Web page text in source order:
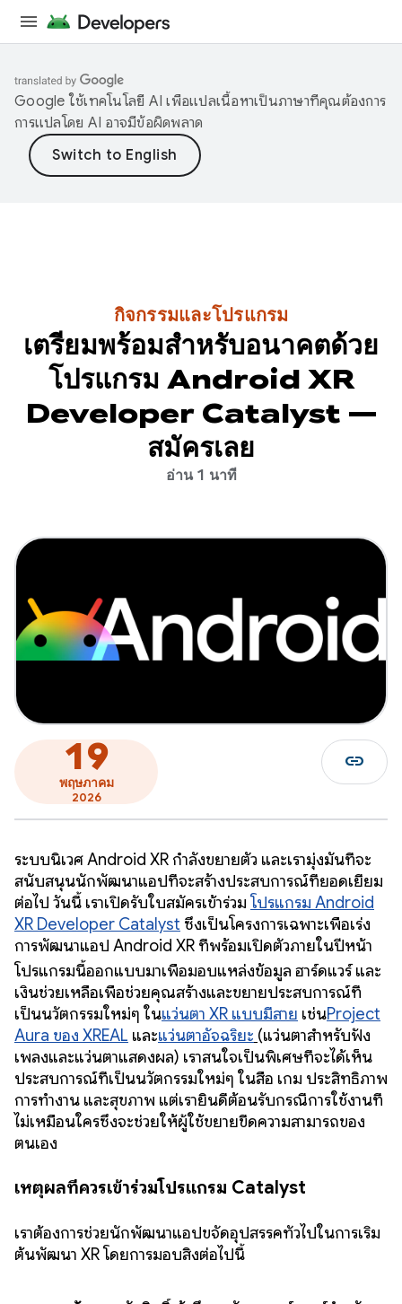
Google ใช้เทคโนโลยี AI เพื่อแปลเนื้อหาเป็นภาษาที่คุณต้องการ
การแปลโดย AI อาจมีข้อผิดพลาด
กิจกรรมและโปรแกรม
เตรียมพร้อมสำหรับอนาคตด้วย
โปรแกรม Android XR
Developer Catalyst —
สมัครเลย
อ่าน 1 นาที
19
พฤษภาคม
2026
link
ระบบนิเวศ Android XR กำลังขยายตัว และเรามุ่งมั่นที่จะ
สนับสนุนนักพัฒนาแอปที่จะสร้างประสบการณ์ที่ยอดเยี่ยม
ต่อไป วันนี้ เราเปิดรับใบสมัครเข้าร่วม โปรแกรม Android
XR Developer Catalyst ซึ่งเป็นโครงการเฉพาะเพื่อเร่ง
การพัฒนาแอป Android XR ที่พร้อมเปิดตัวภายในปีหน้า
โปรแกรมนี้ออกแบบมาเพื่อมอบแหล่งข้อมูล ฮาร์ดแวร์ และ
เงินช่วยเหลือเพื่อช่วยคุณสร้างและขยายประสบการณ์ที่
เป็นนวัตกรรมใหม่ๆ ในแว่นตา XR แบบมีสาย เช่นProject
Aura ของ XREAL และแว่นตาอัจฉริยะ (แว่นตาสำหรับฟัง
เพลงและแว่นตาแสดงผล) เราสนใจเป็นพิเศษที่จะได้เห็น
ประสบการณ์ที่เป็นนวัตกรรมใหม่ๆ ในสื่อ เกม ประสิทธิภาพ
การทำงาน และสุขภาพ แต่เรายินดีต้อนรับกรณีการใช้งานที่
ไม่เหมือนใครซึ่งจะช่วยให้ผู้ใช้ขยายขีดความสามารถของ
ตนเอง
เหตุผลที่ควรเข้าร่วมโปรแกรม Catalyst
เราต้องการช่วยนักพัฒนาแอปขจัดอุปสรรคทั่วไปในการเริ่ม
ต้นพัฒนา XR โดยการมอบสิ่งต่อไปนี้